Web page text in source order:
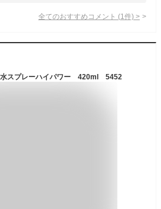
全てのおすすめコメント (1 件) >
水スプレーハイパワー 420ml 5452